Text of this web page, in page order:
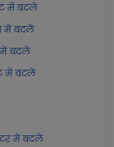
में बदलें
में बदलें
में बदलें
में बदलें
में बदलें